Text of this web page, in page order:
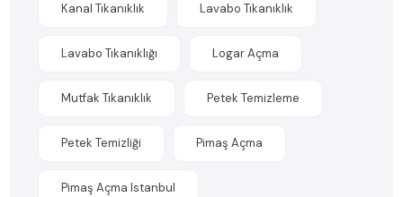
Kanal Tıkanıklık Lavabo Tıkanıklık
Lavabo Tıkanıklığı Logar Açma
Mutfak Tıkanıklık Petek Temizleme
Petek Temizliği Pimaş Açma
Pimaş Açma Istanbul